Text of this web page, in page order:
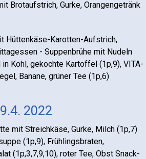
Brotaufstrich, Gurke, Orangengetränk
Hüttenkäse-Karotten-Aufstrich,
- Suppenbrühe mit Nudeln
Kohl, gekochte Kartoffel (1p,9), VITA-
Banane, grüner Tee (1p,6)
2022
mit Streichkäse, Gurke, Milch (1p,7)
(1p,9), Frühlingsbraten,
(1p,3,7,9,10), roter Tee, Obst Snack-